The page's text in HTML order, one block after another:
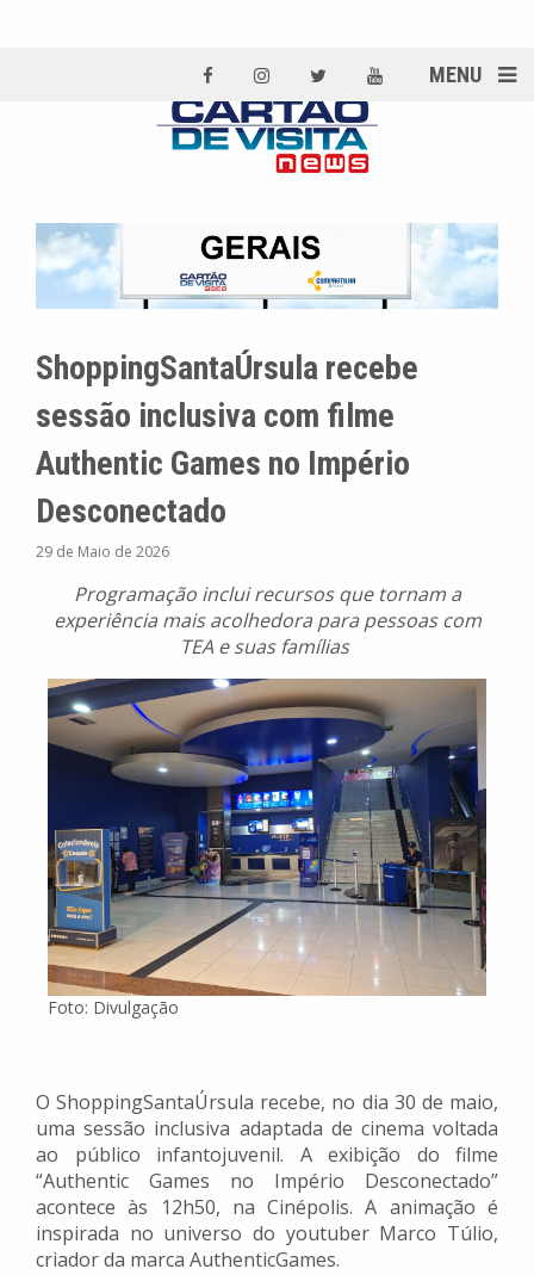
MENU
ShoppingSantaÚrsula recebe
sessão inclusiva com filme
Authentic Games no Império
Desconectado
29 de Maio de 2026
Programação inclui recursos que tornam a
experiência mais acolhedora para pessoas com
TEA e suas famílias
Foto: Divulgação
O ShoppingSantaÚrsula recebe, no dia 30 de maio,
uma sessão inclusiva adaptada de cinema voltada
ao público infantojuvenil. A exibição do filme
“Authentic Games no Império Desconectado”
acontece às 12h50, na Cinépolis. A animação é
inspirada no universo do youtuber Marco Túlio,
criador da marca AuthenticGames.